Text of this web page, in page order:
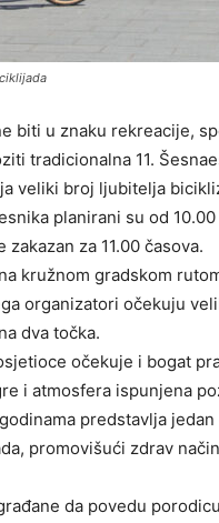
biti u znaku rekreacije,
tradicionalna 11.
veliki broj ljubitelja
planirani su od
za 11.00 časova.
kružnom gradskom
organizatori očekuju
dva točka.
očekuje i bogat
i atmosfera ispunjena
predstavlja
promovišući zdrav
da povedu